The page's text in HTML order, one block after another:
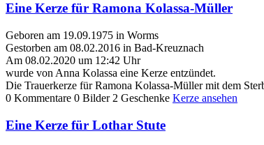
Eine Kerze für Ramona Kolassa-Müller
Geboren am 19.09.1975 in Worms
Gestorben am 08.02.2016 in Bad-Kreuznach
Am 08.02.2020 um 12:42 Uhr
wurde von Anna Kolassa eine Kerze entzündet.
Die Trauerkerze für Ramona Kolassa-Müller mit dem
0 Kommentare 0 Bilder 2 Geschenke Kerze ansehen
Eine Kerze für Lothar Stute